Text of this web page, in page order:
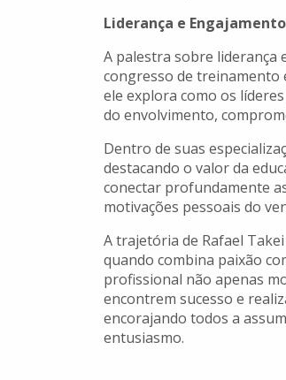
Liderança e Engajamento
A palestra sobre liderança
congresso de treinamento
ele explora como os
do envolvimento,
Dentro de suas
destacando o valor da
conectar profundamente
motivações pessoais do
A trajetória de Rafael
quando combina paixão
profissional não apenas
encontrem sucesso e
encorajando todos a
entusiasmo.